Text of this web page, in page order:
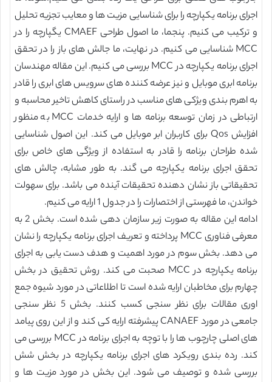
اجرای برنامه یکپارچه را برای شناسایی مزیت ها و معایب تجزیه تحلیل
و ترکیب می کنیم. پنجما، ما اصول طراحی CMAEF یگپارچه را در
MCC شناسایی می کنیم. در نهایت، ما جالش های باز را در تحقق
اجرای برنامه یکپارچه در MCC بررسی می کنیم. این مقاله مهندسان
برنامه ابری موبایل و نیز عرضه کننده های سرویس های ابری را قادر
به اهرم بندی ویژکی های مناسب در راستای کاهش تاخیر محاسبه و
ارتباطی در زمان توسعه برنامه ها و ارایه خدمات MCC به منظور
افزایش Qos برای کاربران ابر موبایل می کند. این اصول شناسایی
شده طراحان برنامه را قادر به استفاده از ویژگی های خاص برای
تحقق اجرای برنامه یکپارچه می گند. به طور مشابه، چالش های
تحقیقاتی باز نشان دهنده تحقیقات آینده می باشد. برای سهولت
خواندن، ما فهرستی از اختصارات را در جدول 1 ارایه می کنیم.
ادامه این مقاله به صورت زیر سازمان دهی شده است. بخش 2 به
معرفی فناوری MCC پرداخته و تعریف اجرای برنامه یکپارچه را نشان
می دهد. بخش سوم در مورد اهمیت و هدف دست یابی به اجرای
برنامه یکپارچه در MCC صحبت می کند. روش تحقیق در بخش
چهارم برای مخاطبان ارایه شده است تا اطلاعاتی در مورد شیوه جمع
اوری مقالات برای نظر سنجی کسب کنند. بخش 5 نظر سنجی
جامعی در مورد CANAEF پیشرفته ارایه کی کند و از این روی پیامد
های اصلی چارچوب ها را با توچه به اجرای برنامه در MCC بررسی می
کند. رده بندی رویکرد های اجرای برنامه یکپارچه در بخش شش
بررسی شده و توصیف می شود. این بخش در مورد مزیت ها و